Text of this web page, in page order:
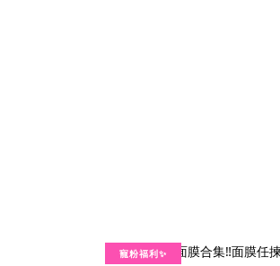
寵粉福利✨